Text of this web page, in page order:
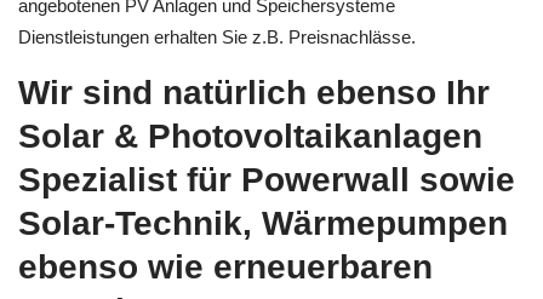
Bonusprogramm und empfehlen Sie uns weiter. Auf all unsere
Dienstleistungen erhalten Sie z.B. Preisnachlässe.
Wir sind natürlich ebenso Ihr
Solar & Photovoltaikanlagen
Spezialist für Powerwall sowie
Solar-Technik, Wärmepumpen